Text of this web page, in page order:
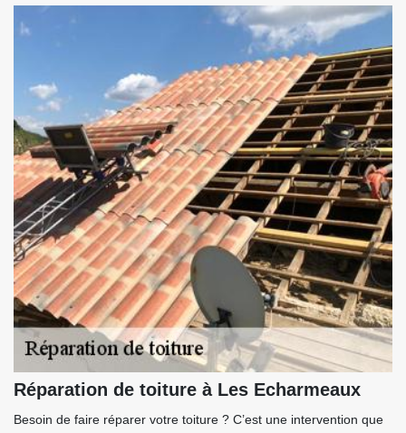
Réparation de toiture à Les Echarmeaux
Besoin de faire réparer votre toiture ? C’est une intervention que